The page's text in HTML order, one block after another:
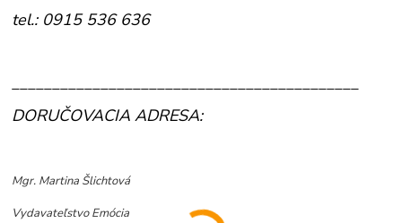
tel.: 0915 536 636
___________________________________________
DORUČOVACIA ADRESA:
Mgr. Martina Šlichtová
Vydavateľstvo Emócia